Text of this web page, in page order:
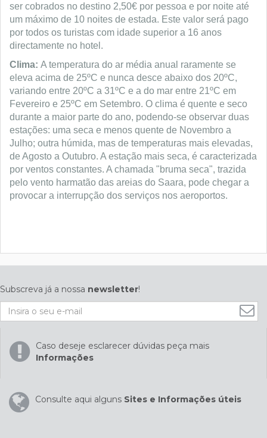
ser cobrados no destino 2,50€ por pessoa e por noite até
um máximo de 10 noites de estada. Este valor será pago
por todos os turistas com idade superior a 16 anos
directamente no hotel.
Clima: A temperatura do ar média anual raramente se
eleva acima de 25ºC e nunca desce abaixo dos 20ºC,
variando entre 20ºC a 31ºC e a do mar entre 21ºC em
Fevereiro e 25ºC em Setembro. O clima é quente e seco
durante a maior parte do ano, podendo-se observar duas
estações: uma seca e menos quente de Novembro a
Julho; outra húmida, mas de temperaturas mais elevadas,
de Agosto a Outubro. A estação mais seca, é caracterizada
por ventos constantes. A chamada "bruma seca", trazida
pelo vento harmatão das areias do Saara, pode chegar a
provocar a interrupção dos serviços nos aeroportos.
Subscreva já a nossa newsletter!
Caso deseje esclarecer dúvidas peça mais
Informações
Consulte aqui alguns Sites e Informações úteis